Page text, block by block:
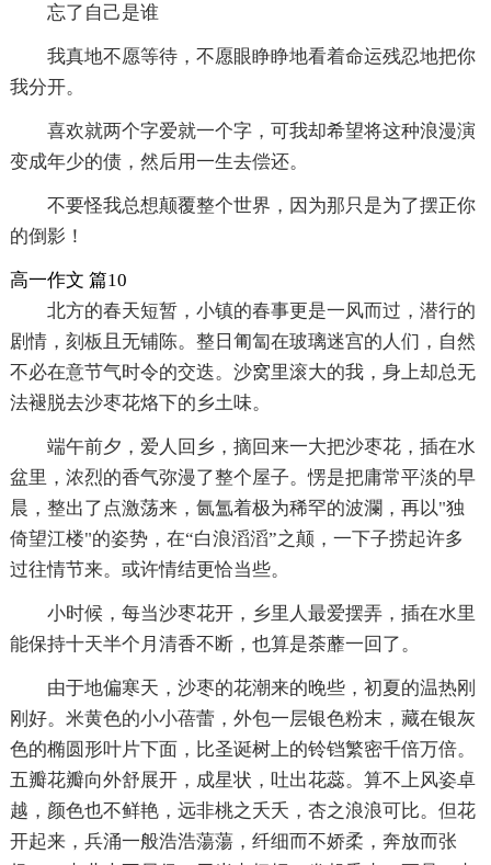
忘了自己是谁
我真地不愿等待，不愿眼睁睁地看着命运残忍地把你
我分开。
喜欢就两个字爱就一个字，可我却希望将这种浪漫演
变成年少的债，然后用一生去偿还。
不要怪我总想颠覆整个世界，因为那只是为了摆正你
的倒影！
高一作文 篇10
北方的春天短暂，小镇的春事更是一风而过，潜行的
剧情，刻板且无铺陈。整日匍匐在玻璃迷宫的人们，自然
不必在意节气时令的交迭。沙窝里滚大的我，身上却总无
法褪脱去沙枣花烙下的乡土味。
端午前夕，爱人回乡，摘回来一大把沙枣花，插在水
盆里，浓烈的香气弥漫了整个屋子。愣是把庸常平淡的早
晨，整出了点激荡来，氤氲着极为稀罕的波瀾，再以"独
倚望江楼"的姿势，在“白浪滔滔”之颠，一下子捞起许多
过往情节来。或许情结更恰当些。
小时候，每当沙枣花开，乡里人最爱摆弄，插在水里
能保持十天半个月清香不断，也算是荼蘼一回了。
由于地偏寒天，沙枣的花潮来的晚些，初夏的温热刚
刚好。米黄色的小小蓓蕾，外包一层银色粉末，藏在银灰
色的椭圆形叶片下面，比圣诞树上的铃铛繁密千倍万倍。
五瓣花瓣向外舒展开，成星状，吐出花蕊。算不上风姿卓
越，颜色也不鲜艳，远非桃之夭夭，杏之浪浪可比。但花
开起来，兵涌一般浩浩蕩蕩，纤细而不娇柔，奔放而张